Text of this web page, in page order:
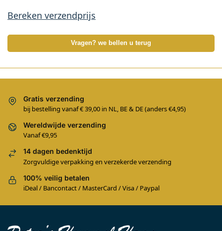
Bereken verzendprijs
Vragen? we bellen u terug
Gratis verzending
bij bestelling vanaf € 39,00 in NL, BE & DE (anders €4,95)
Wereldwijde verzending
Vanaf €9,95
14 dagen bedenktijd
Zorgvuldige verpakking en verzekerde verzending
100% veilig betalen
iDeal / Bancontact / MasterCard / Visa / Paypal